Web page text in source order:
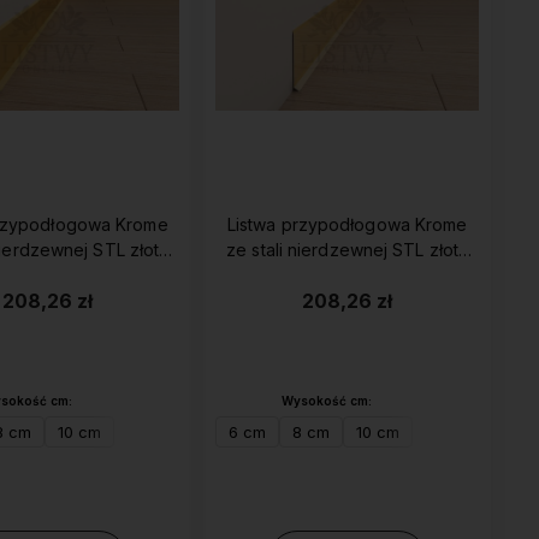
Krome
STL złota
208,26 zł
cm:
cm 10 cm
Listwa przypodłogowa Krome
ze stali nierdzewnej STL złoty
208,26 zł
Wysokość cm:
6 cm 8 cm 10 cm